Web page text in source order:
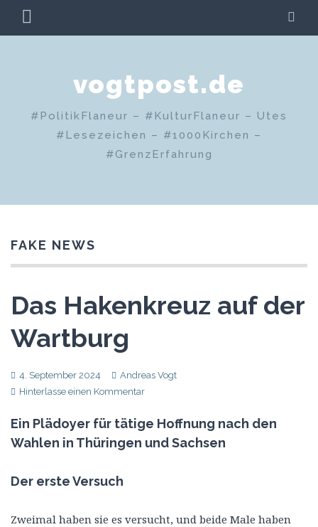
Zum
Inhalt MENÜ
vogtpost.de
#PolitikFlaneur – #KulturFlaneur – Utes
#Lesezeichen – #1000Kirchen –
#GrenzErfahrung
FAKE NEWS
Das Hakenkreuz auf der
Wartburg
4. September 2024
Andreas Vogt
Hinterlasse einen Kommentar
Ein Plädoyer für tätige Hoffnung nach den
Wahlen in Thüringen und Sachsen
Der erste Versuch
Zweimal haben sie es versucht, und beide Male haben